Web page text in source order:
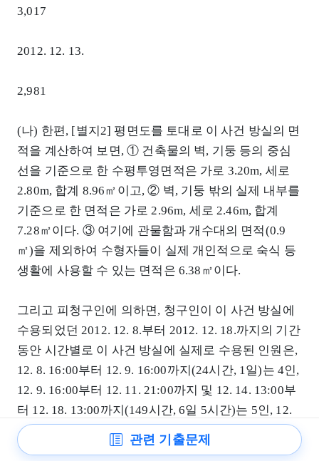
3,017
2012. 12. 13.
2,981
(나) 한편, [별지2] 평면도를 토대로 이 사건 방실의 면
적을 계산하여 보면, ① 건축물의 벽, 기둥 등의 중심
선을 기준으로 한 수평투영면적은 가로 3.20m, 세로
2.80m, 합계 8.96㎡이고, ② 벽, 기둥 밖의 실제 내부를
기준으로 한 면적은 가로 2.96m, 세로 2.46m, 합계
7.28㎡이다. ③ 여기에 관물함과 개수대의 면적(0.9
㎡)을 제외하여 수형자들이 실제 개인적으로 숙식 등
생활에 사용할 수 있는 면적은 6.38㎡이다.
그리고 피청구인에 의하면, 청구인이 이 사건 방실에
수용되었던 2012. 12. 8.부터 2012. 12. 18.까지의 기간
동안 시간별로 이 사건 방실에 실제로 수용된 인원은,
12. 8. 16:00부터 12. 9. 16:00까지(24시간, 1일)는 4인,
12. 9. 16:00부터 12. 11. 21:00까지 및 12. 14. 13:00부
터 12. 18. 13:00까지(149시간, 6일 5시간)는 5인, 12.
11. 21:00부터 12. 14. 13:00까지(64시간, 2일 16시간)
는 6인이었다.
관련 기출문제